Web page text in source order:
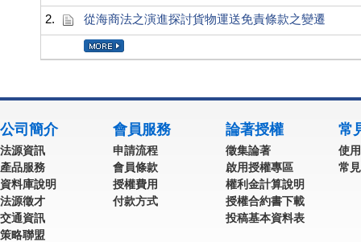
2. 從海商法之演進探討貨物運送免責條款之變遷
公司簡介
法源資訊
產品服務
資料庫說明
法源徵才
交通資訊
策略聯盟
會員服務
申請流程
會員條款
授權費用
付款方式
論著授權
徵集論著
啟用授權專區
權利金計算說明
授權合約書下載
投稿基本資料表
常
使
常